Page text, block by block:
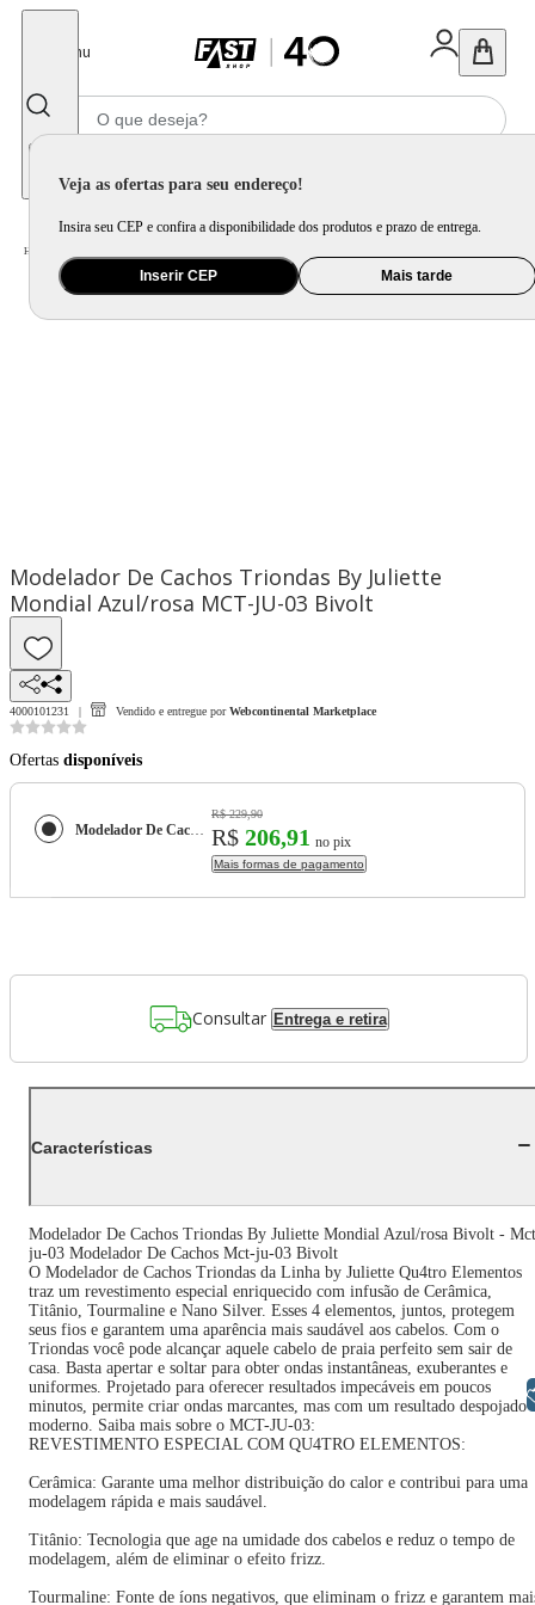
Menu
Veja as ofertas para seu endereço!
Insira seu CEP e confira a disponibilidade dos produtos e prazo de entrega.
Inserir CEP Mais tarde
Home
Modelador De Cachos Triondas By Juliette
Mondial Azul/rosa MCT-JU-03 Bivolt
4000101231 Vendido e entregue por Webcontinental Marketplace
Ofertas disponíveis
Modelador De Cachos Triondas By Juliette Mondial Azul/rosa MCT-JU-03 Bivolt
R$ 229,90
R$ 206,91 no pix
Mais formas de pagamento
Consultar Entrega e retira
Características
Modelador De Cachos Triondas By Juliette Mondial Azul/rosa Bivolt -
ju-03 Modelador De Cachos Mct-ju-03 Bivolt
O Modelador de Cachos Triondas da Linha by Juliette Qu4tro Elementos
traz um revestimento especial enriquecido com infusão de Cerâmica,
Titânio, Tourmaline e Nano Silver. Esses 4 elementos, juntos, protegem
seus fios e garantem uma aparência mais saudável aos cabelos. Com o
Triondas você pode alcançar aquele cabelo de praia perfeito sem sair de
casa. Basta apertar e soltar para obter ondas instantâneas, exuberantes e
uniformes. Projetado para oferecer resultados impecáveis em poucos
minutos, permite criar ondas marcantes, mas com um resultado despojado
moderno. Saiba mais sobre o MCT-JU-03:
REVESTIMENTO ESPECIAL COM QU4TRO ELEMENTOS:
Cerâmica: Garante uma melhor distribuição do calor e contribui para uma
modelagem rápida e mais saudável.
Titânio: Tecnologia que age na umidade dos cabelos e reduz o tempo de
modelagem, além de eliminar o efeito frizz.
Tourmaline: Fonte de íons negativos, que eliminam o frizz e garantem
Libras